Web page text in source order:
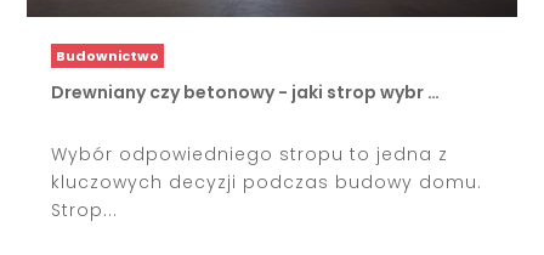
Budownictwo
Drewniany czy betonowy - jaki strop wybr …
Wybór odpowiedniego stropu to jedna z
kluczowych decyzji podczas budowy domu.
Strop...